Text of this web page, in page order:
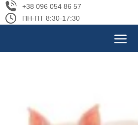
+38 096 054 86 57
ПН-ПТ 8:30-17:30